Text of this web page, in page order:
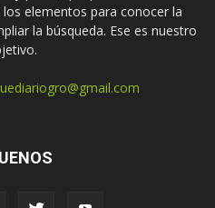
elementos para conocer la
la búsqueda. Ese es nuestro